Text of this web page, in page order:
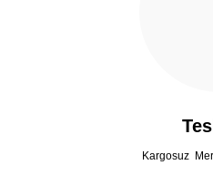
Kargosuz